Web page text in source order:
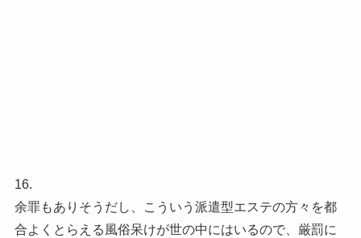
16.
余罪もありそうだし、こういう派遣型エステの方々を都
合よくとらえる風俗呆けが世の中にはいるので、厳罰に